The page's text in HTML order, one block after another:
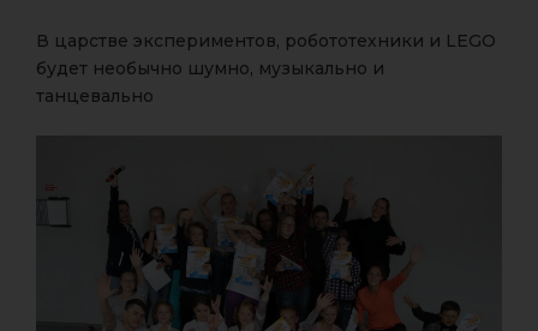
В царстве экспериментов, робототехники и LEGO
будет необычно шумно, музыкально и
танцевально